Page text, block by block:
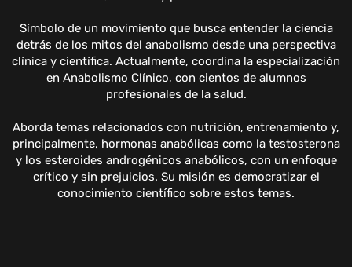
Símbolo de un movimiento que busca entender la ciencia
detrás de los mitos del anabolismo desde una perspectiva
clínica y científica. Actualmente, coordina la especialización
en Anabolismo Clínico, con cientos de alumnos
profesionales de la salud.
Aborda temas relacionados con nutrición, entrenamiento y,
principalmente, hormonas anabólicas como la testosterona
y los esteroides androgénicos anabólicos, con un enfoque
crítico y sin prejuicios. Su misión es democratizar el
conocimiento científico sobre estos temas.